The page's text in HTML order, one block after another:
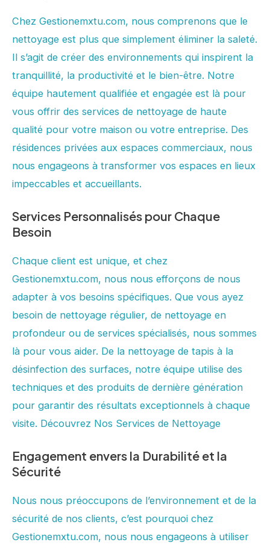
Chez Gestionemxtu.com, nous comprenons que le
nettoyage est plus que simplement éliminer la saleté.
Il s’agit de créer des environnements qui inspirent la
tranquillité, la productivité et le bien-être. Notre
équipe hautement qualifiée et engagée est là pour
vous offrir des services de nettoyage de haute
qualité pour votre maison ou votre entreprise. Des
résidences privées aux espaces commerciaux, nous
nous engageons à transformer vos espaces en lieux
impeccables et accueillants.
Services Personnalisés pour Chaque
Besoin
Chaque client est unique, et chez
Gestionemxtu.com, nous nous efforçons de nous
adapter à vos besoins spécifiques. Que vous ayez
besoin de nettoyage régulier, de nettoyage en
profondeur ou de services spécialisés, nous sommes
là pour vous aider. De la nettoyage de tapis à la
désinfection des surfaces, notre équipe utilise des
techniques et des produits de dernière génération
pour garantir des résultats exceptionnels à chaque
visite. Découvrez Nos Services de Nettoyage
Engagement envers la Durabilité et la
Sécurité
Nous nous préoccupons de l’environnement et de la
sécurité de nos clients, c’est pourquoi chez
Gestionemxtu.com, nous nous engageons à utiliser